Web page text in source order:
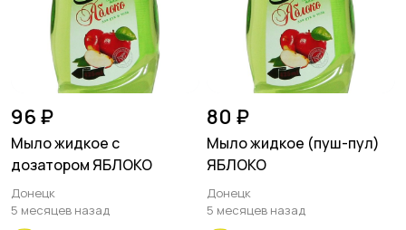
96 ₽
Мыло жидкое с
дозатором ЯБЛОКО
Донецк
5 месяцев назад
80 ₽
Мыло жидкое (пуш-пул)
ЯБЛОКО
Донецк
5 месяцев назад